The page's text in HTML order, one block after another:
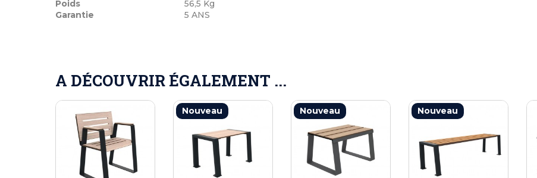
Poids
56,5 Kg
Garantie
5 ANS
A DÉCOUVRIR ÉGALEMENT ...
Nouveau Nouveau Nouveau